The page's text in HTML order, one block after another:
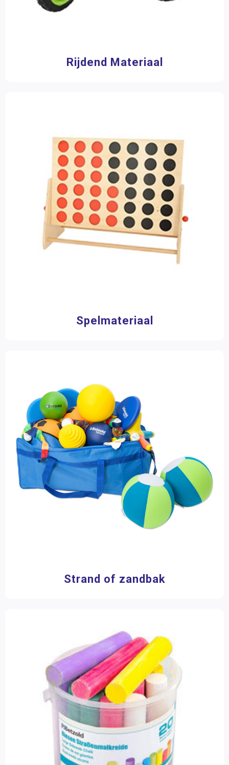
9 jaar(13)
10 jaar(13)
Materiaalkeuze
Sportmaterialen en toebehoren(4)
Aantal spelers
1 speler(14)
2 - 4 spelers(16)
2 spelers (3)
3 spelers(2)
4 - 6 spelers
4 spelers
BS Toys(8)
Dusyma(6)
Kraft(5)
Spectra Verlag(1)
Spordas (1)
TopTrike(5)
Wheelybug(1)
Rijdend Materiaal
Spelmateriaal
Strand of zandbak